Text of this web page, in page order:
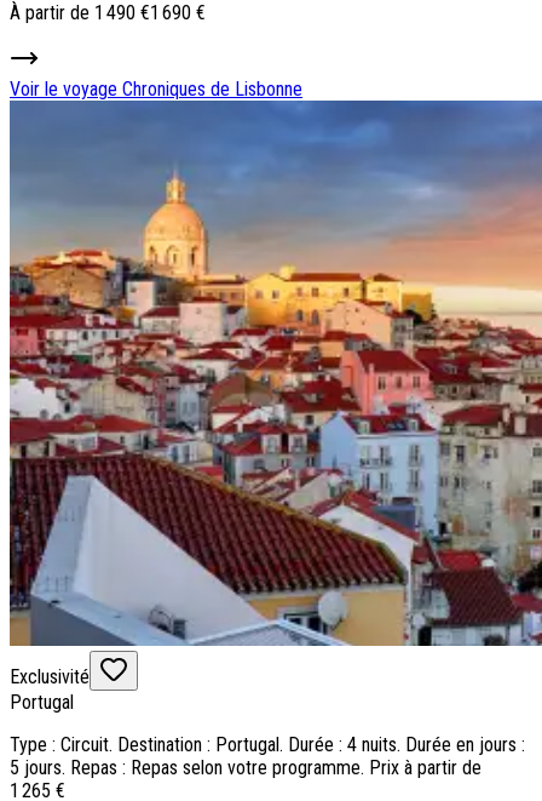
À partir de 1 490 €1 690 €
Voir le voyage Chroniques de Lisbonne
Exclusivité
Portugal
Type : Circuit. Destination : Portugal. Durée : 4 nuits. Durée en jours :
5 jours. Repas : Repas selon votre programme. Prix à partir de
1 265 €